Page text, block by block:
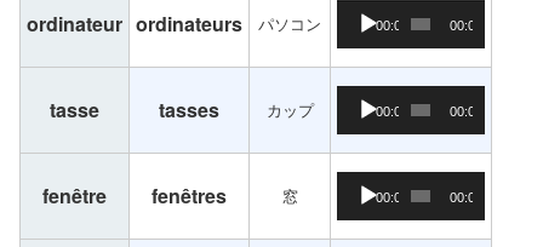
ordinateur ordinateurs パソコン 音声プレーヤー
00:00 00:00
tasse tasses カップ 音声プレーヤー
00:00 00:00
fenêtre fenêtres 窓 音声プレーヤー
00:00 00:00